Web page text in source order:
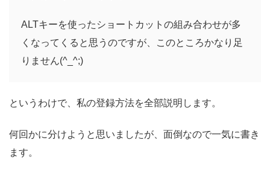
ALTキーを使ったショートカットの組み合わせが多
くなってくると思うのですが、このところかなり足
りません(^_^;)
というわけで、私の登録方法を全部説明します。
何回かに分けようと思いましたが、面倒なので一気に書き
ます。